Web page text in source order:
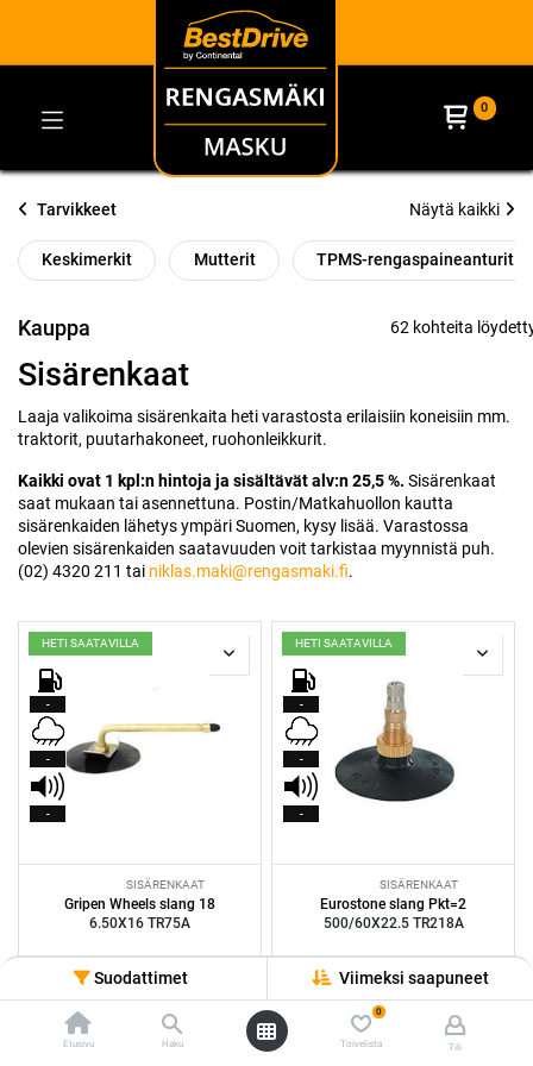
Suodattimet Viimeksi saapuneet
Etusivu Haku
0
Toivelista Tili
0
Tarvikkeet Näytä kaikki
Keskimerkit Mutterit TPMS-rengaspaineanturit
Kauppa 62 kohteita
Sisärenkaat
Laaja valikoima sisärenkaita heti varastosta erilaisiin koneisiin mm.
traktorit, puutarhakoneet, ruohonleikkurit.
Kaikki ovat 1 kpl:n hintoja ja sisältävät alv:n 25,5 %. Sisärenkaat
saat mukaan tai asennettuna. Postin/Matkahuollon kautta
sisärenkaiden lähetys ympäri Suomen, kysy lisää. Varastossa
olevien sisärenkaiden saatavuuden voit tarkistaa myynnistä puh.
(02) 4320 211 tai niklas.maki@rengasmaki.fi.
HETI SAATAVILLA
-
-
-
SISÄRENKAAT
Gripen Wheels slang 18
6.50X16 TR75A
25,00 €/kpl
Ilman asennusta: 100.0€
HETI SAATAVILLA
-
-
-
SISÄRENKAAT
Eurostone slang Pkt=2
500/60X22.5 TR218A
189,00
4 kpl
Ilman asennusta: 756.0€